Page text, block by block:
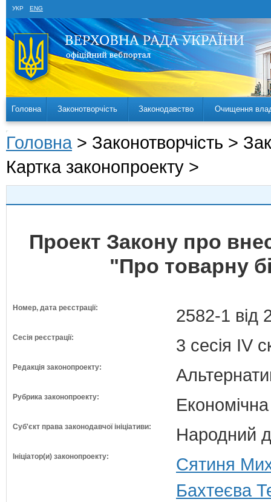
УКР ENG
Головна Законотворчість Законодавство Очищення
Головна > Законотворчість >
Картка законопроекту >
Проект Закону про
"Про товарну
Номер, дата реєстрації: 2582-1 від
Сесія реєстрації: 3 сесія IV
Редакція законопроекту:
Рубрика законопроекту:
Суб'єкт права законодавчої ініціативи: Народний
Ініціатор(и) законопроекту:
Сятиня
Бахтеєва